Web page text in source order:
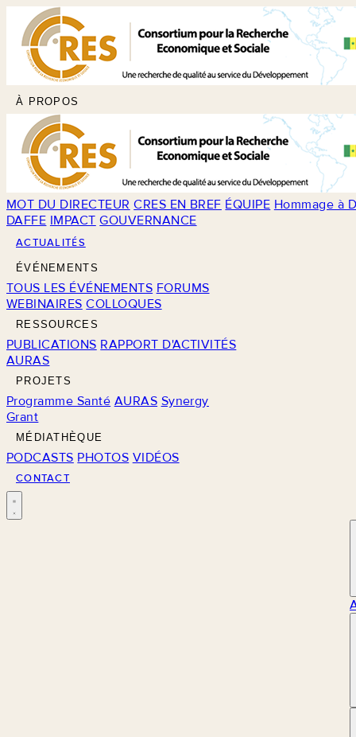
À PROPOS
MOT DU DIRECTEUR CRES EN BREF ÉQUIPE Hommage à
DAFFE IMPACT GOUVERNANCE
ACTUALITÉS
ÉVÉNEMENTS
TOUS LES ÉVÉNEMENTS FORUMS
WEBINAIRES COLLOQUES
RESSOURCES
PUBLICATIONS RAPPORT D'ACTIVITÉS
AURAS
PROJETS
Programme Santé AURAS Synergy
Grant
MÉDIATHÈQUE
PODCASTS PHOTOS VIDÉOS
CONTACT